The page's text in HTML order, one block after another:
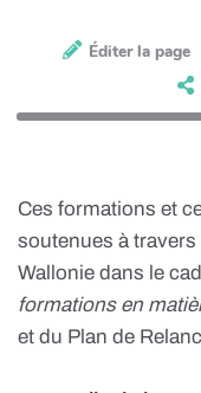
Éditer la page